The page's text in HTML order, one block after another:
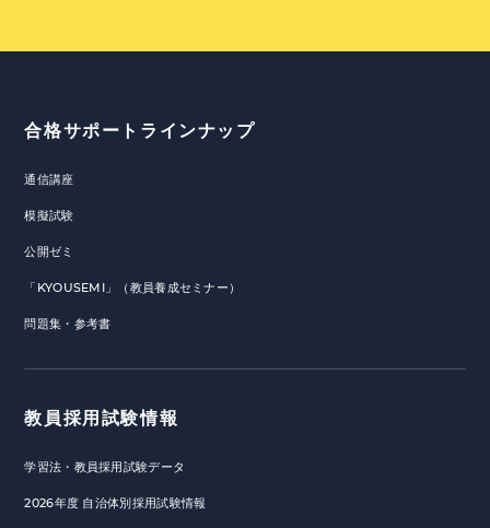
合格サポートラインナップ
通信講座
模擬試験
公開ゼミ
「KYOUSEMI」（教員養成セミナー）
問題集・参考書
教員採用試験情報
学習法・教員採用試験データ
2026年度 自治体別採用試験情報